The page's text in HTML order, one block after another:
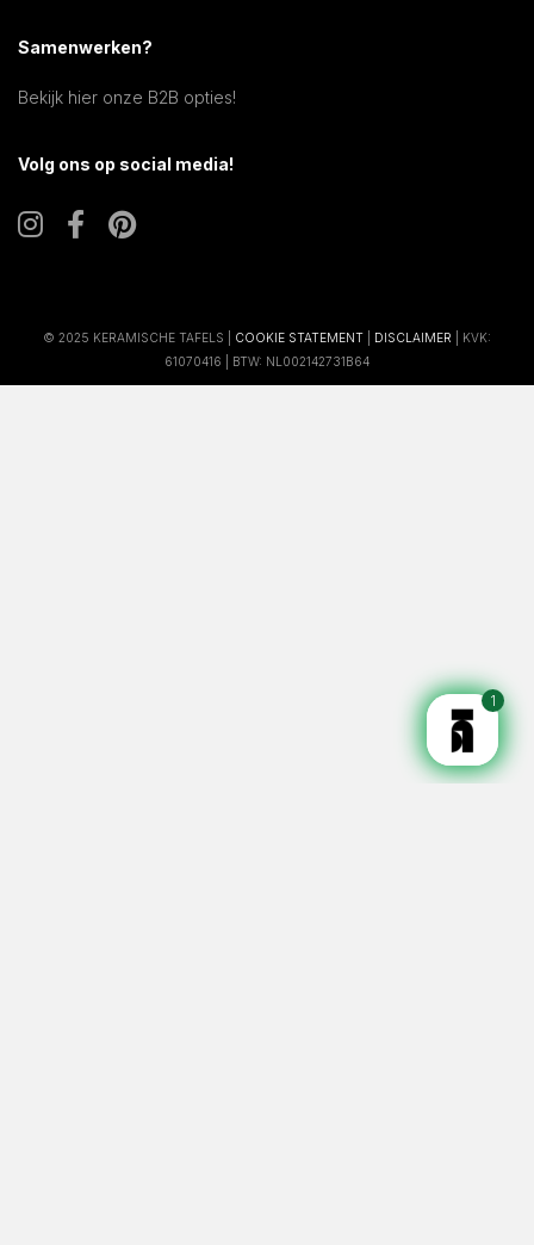
Samenwerken?
Bekijk hier onze B2B opties!
Volg ons op social media!
© 2025 KERAMISCHE TAFELS | COOKIE STATEMENT DISCLAIMER | KVK:
61070416 | BTW: NL002142731B64
1